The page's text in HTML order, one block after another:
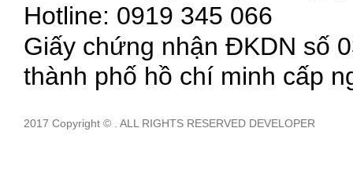
Hotline: 0919 345 066
Giấy chứng nhận ĐKDN số
thành phố hồ chí minh cấp
2017 Copyright © . ALL RIGHTS RESERVED DEVELOPER